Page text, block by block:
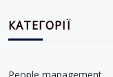
КАТЕГОРІЇ